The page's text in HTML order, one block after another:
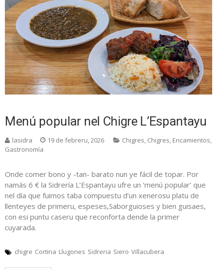
Menú popular nel Chigre L’Espantayu
lasidra 19 de febreru, 2026 Chigres, Chigres, Encamientos,
Gastronomía
Onde comer bono y -tan- barato nun ye fácil de topar. Por
namás 6 € la Sidrería L’Espantayu ufre un ‘menú popular’ que
nel día que fuimos taba compuestu d’un xenerosu platu de
llenteyes de primeru, espeses,Saborguioses y bien guisaes,
con esi puntu caseru que reconforta dende la primer
cuyarada.
chigre Cortina Llugones Sidreria Siero Villacubera